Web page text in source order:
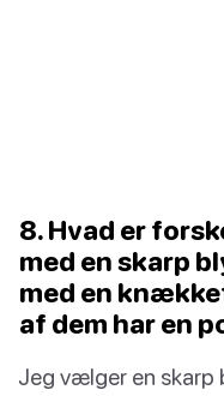
8. Hvad er
med en skarp
med en
af dem har en
Jeg vælger en skarp